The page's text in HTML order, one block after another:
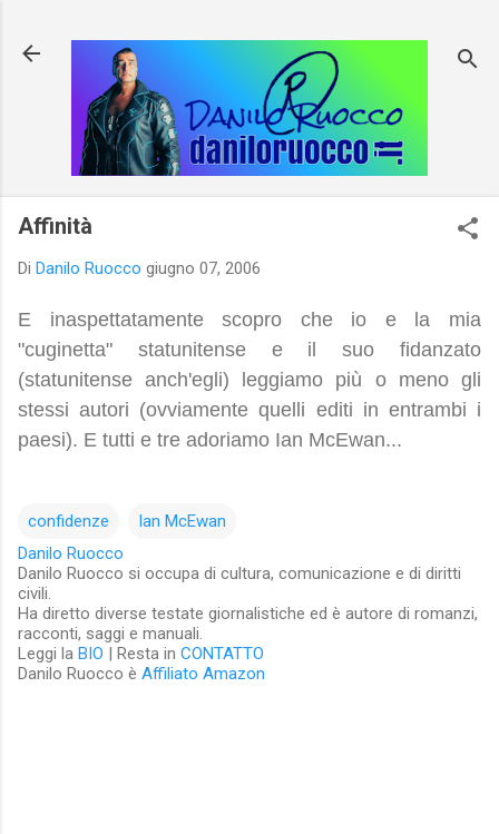
Affinità
Di Danilo Ruocco giugno 07, 2006
E inaspettatamente scopro che io e la mia
"cuginetta" statunitense e il suo fidanzato
(statunitense anch'egli) leggiamo più o meno gli
stessi autori (ovviamente quelli editi in entrambi i
paesi). E tutti e tre adoriamo Ian McEwan...
confidenze
Ian McEwan
Danilo Ruocco
Danilo Ruocco si occupa di cultura, comunicazione e di diritti
civili.
Ha diretto diverse testate giornalistiche ed è autore di romanzi,
racconti, saggi e manuali.
Leggi la BIO | Resta in CONTATTO
Danilo Ruocco è Affiliato Amazon